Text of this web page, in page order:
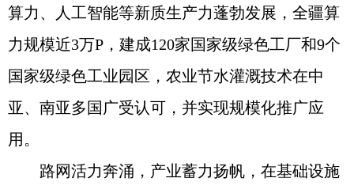
算力、人工智能等新质生产力蓬勃发展，全疆算
力规模近3万P，建成120家国家级绿色工厂和9个
国家级绿色工业园区，农业节水灌溉技术在中
亚、南亚多国广受认可，并实现规模化推广应
用。
路网活力奔涌，产业蓄力扬帆，在基础设施